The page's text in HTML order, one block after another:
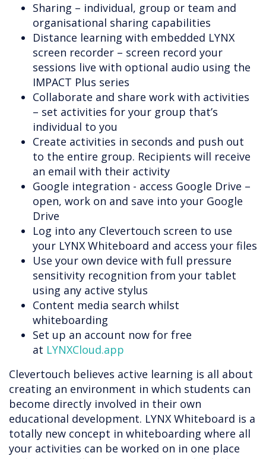
Sharing – individual, group or team and
organisational sharing capabilities
Distance learning with embedded LYNX
screen recorder – screen record your
sessions live with optional audio using the
IMPACT Plus series
Collaborate and share work with activities
– set activities for your group that’s
individual to you
Create activities in seconds and push out
to the entire group. Recipients will receive
an email with their activity
Google integration - access Google Drive –
open, work on and save into your Google
Drive
Log into any Clevertouch screen to use
your LYNX Whiteboard and access your files
Use your own device with full pressure
sensitivity recognition from your tablet
using any active stylus
Content media search whilst
whiteboarding
Set up an account now for free
at LYNXCloud.app
Clevertouch believes active learning is all about
creating an environment in which students can
become directly involved in their own
educational development. LYNX Whiteboard is a
totally new concept in whiteboarding where all
your activities can be worked on in one place